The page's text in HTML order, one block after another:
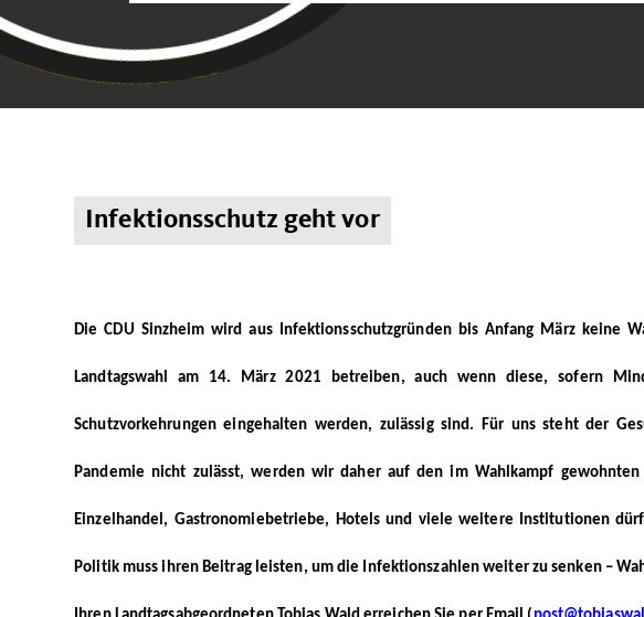
Infektionsschutz geht vor
Die CDU Sinzheim wird aus Infektionsschutzgründen bis Anfang März keine
Landtagswahl am 14. März 2021 betreiben, auch wenn diese, sofern
Schutzvorkehrungen eingehalten werden, zulässig sind. Für uns steht der
Pandemie nicht zulässt, werden wir daher auf den im Wahlkampf
Einzelhandel, Gastronomiebetriebe, Hotels und viele weitere Institutionen
Politik muss ihren Beitrag leisten, um die Infektionszahlen weiter zu senken –